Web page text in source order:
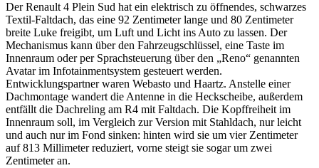
Der Renault 4 Plein Sud hat ein elektrisch zu öffnendes, schwarzes
Textil-Faltdach, das eine 92 Zentimeter lange und 80 Zentimeter
breite Luke freigibt, um Luft und Licht ins Auto zu lassen. Der
Mechanismus kann über den Fahrzeugschlüssel, eine Taste im
Innenraum oder per Sprachsteuerung über den „Reno“ genannten
Avatar im Infotainmentsystem gesteuert werden.
Entwicklungspartner waren Webasto und Haartz. Anstelle einer
Dachmontage wandert die Antenne in die Heckscheibe, außerdem
entfällt die Dachreling am R4 mit Faltdach. Die Kopffreiheit im
Innenraum soll, im Vergleich zur Version mit Stahldach, nur leicht
und auch nur im Fond sinken: hinten wird sie um vier Zentimeter
auf 813 Millimeter reduziert, vorne steigt sie sogar um zwei
Zentimeter an.